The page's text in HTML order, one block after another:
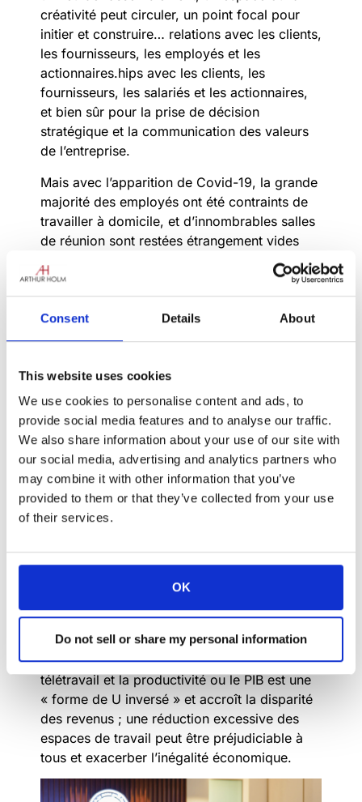
Consent Details About
This website uses cookies
We use cookies to personalise content and ads, to
provide social media features and to analyse our traffic.
We also share information about your use of our site with
our social media, advertising and analytics partners who
may combine it with other information that you’ve
provided to them or that they’ve collected from your use
of their services.
OK
Do not sell or share my personal information
créativité peut circuler, un point focal pour
initier et construire… relations avec les clients,
les fournisseurs, les employés et les
actionnaires.hips avec les clients, les
fournisseurs, les salariés et les actionnaires,
et bien sûr pour la prise de décision
stratégique et la communication des valeurs
de l’entreprise.
Mais avec l’apparition de Covid-19, la grande
majorité des employés ont été contraints de
travailler à domicile, et d’innombrables salles
de réunion sont restées étrangement vides
pendant plus de 12 mois. La pandémie a
entraîné une augmentation spectaculaire de
l’utilisation des technologies de
vidéoconférence et une tentative de
redéfinition de l’utilisation des espaces de
certitude à quoi ressembleront les lieux de
travail dans la période post-pandémique.
Certaines études récentes telles que
« Working from home : Too much of a good
thing ? » (par Kristian Bherens, Sergey Kichko
et Jacques-François Thisse, publié par le
Centre de recherches politiques et
économiques), révèlent que le télétravail et la
une panacée. Les chercheurs ont étudié
comment différentes intensités de télétravail
ainsi que son impact sur l’économie dans son
ensemble. Ils concluent que le télétravail est
une bénédiction ambiguë : la relation entre le
télétravail et la productivité ou le PIB est une
« forme de U inversé » et accroît la disparité
des revenus ; une réduction excessive des
espaces de travail peut être préjudiciable à
tous et exacerber l’inégalité économique.